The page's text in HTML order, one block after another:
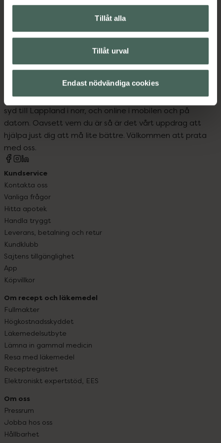
Tillåt alla
Tillåt urval
Endast nödvändiga cookies
Innehåll Visa
Kronans Apotek finns här för dig. Du hittar oss från Skåne i
syd till Lappland i norr, och online i mobilen och på
datorn. Oavsett vem du är så är det vårt uppdrag att
hjälpa just dig att må lite bättre. Välkommen att prata
med oss.
Kundservice
Kontakta oss
Vanliga frågor
Hitta apotek
Handla tryggt
Leverans, betalning och retur
Kundklubb
Sajtens tillgänglighet
App
Köpvillkor
Om recept och läkemedel
Fullmakter
Högkostnadsskyddet
Läkemedelsutbyte
Lämna in gammal medicin
Resa med läkemedel
Receptregistret
Elektroniskt expertstöd, EES
Om oss
Pressrum
Jobba hos oss
Hållbarhet